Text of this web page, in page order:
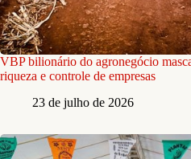
VBP bilionário do agronegócio
riqueza e controle de empresas
23 de julho de 2026